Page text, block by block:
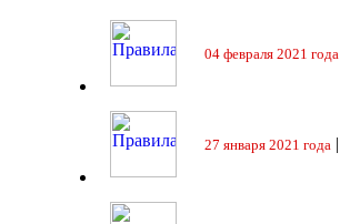
04 февраля 2021 года
27 января 2021 года |